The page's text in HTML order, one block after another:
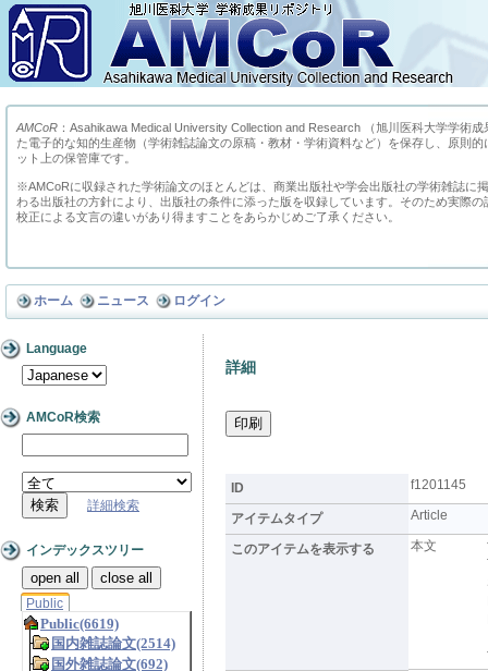
AMCoR ：Asahikawa Medical University Collection and Research （旭川医科大学学術
た電子的な知的生産物（学術雑誌論文の原稿・教材・学術資料など）を保存し、原則
ット上の保管庫です。
※AMCoRに収録された学術論文のほとんどは、商業出版社や学会出版社の学術雑誌に
わる出版社の方針により、出版社の条件に添った版を収録しています。そのため実際
校正による文言の違いがあり得ますことをあらかじめご了承ください。
ホーム ニュース ログイン
Language
AMCoR検索
詳細検索
インデックスツリー
open all close all
Public
詳細
ID f1201145
アイテムタイプ Article
このアイテムを表示する 本文